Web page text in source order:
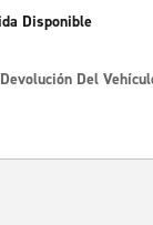
Disponible
Del